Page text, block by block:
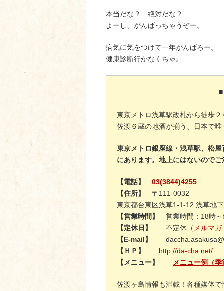
本当だな？ 絶対だな？
よーし、がんばっちゃうぞー。
病気に気をつけて一年がんばろー。
健康診断行かなくちゃ。
東京メトロ浅草駅改札から徒歩２
佐渡６蔵の地酒が揃う、日本で
東京メトロ銀座線・浅草駅、松
にあります。地上にはないので
【電話】 03(3844)4255
【住所】 〒111-0032
東京都台東区浅草1-1-12 浅
【営業時間】 営業時間：18時
【定休日】 不定休（ メルマ
【E-mail】
【ＨＰ】 http://da-cha.net/
【メニュー】
メニュー例（
佐渡ヶ島情報も満載！各種媒体